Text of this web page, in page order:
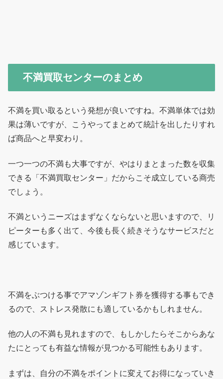
不満買取センターのまとめ
不満を買い取るという発想が良いですね。不満単体では効
果は薄いですが、こうやってまとめて統計を出したりすれ
ば商品へと早変わり。
一つ一つの不満も大事ですが、やはりまとまった数を収集
できる「不満買取センター」だからこそ成立している商売
でしょう。
不満というニーズはまずなくならないと思いますので、リ
ピーターも多く出て、今後も長く続きそうなサービスだと
感じています。
不満をぶつける事でアマゾンギフト券を獲得する事もでき
るので、ストレス発散にも適しているかもしれません。
他の人の不満も見れますので、もしかしたらそこからあな
たにとっても有益な情報が見つかる可能性もあります。
まずは、自分の不満をポイントに変えてお得になっていき